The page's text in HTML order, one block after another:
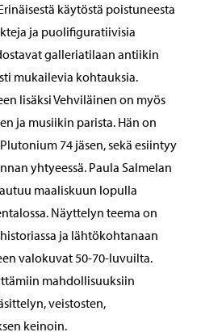
käytöstä poistuneesta
ja puolifiguratiivisia
galleriatilaan antiikin
mukailevia kohtauksia.
lisäksi Vehviläinen on myös
ja musiikin parista. Hän on
74 jäsen, sekä esiintyy
yhtyeessä. Paula Salmelan
maaliskuun lopulla
Näyttelyn teema on
ja lähtökohtanaan
valokuvat 50-70-luvuilta.
mahdollisuuksiin
veistosten,
keinoin.